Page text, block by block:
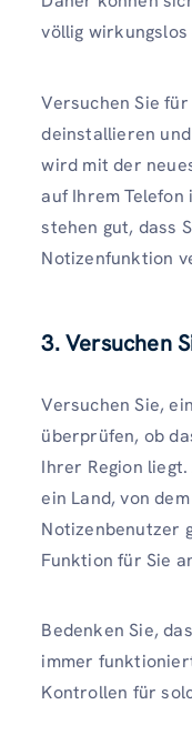
völlig
Versuchen Sie
deinstallieren
wird mit der
auf Ihrem
stehen gut, dass
Notizenfunktion
3. Versuchen
Versuchen Sie,
überprüfen, ob
Ihrer Region
ein Land, von
Notizenbenutzer
Funktion für Sie
Bedenken Sie,
immer
Kontrollen für